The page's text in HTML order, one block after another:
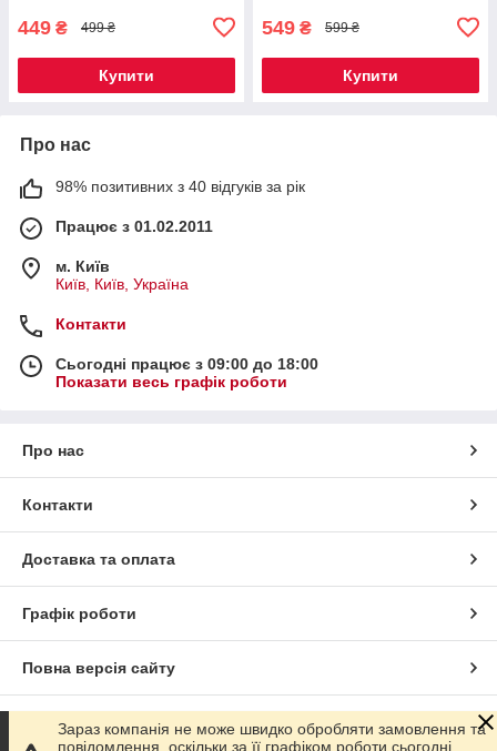
449 ₴ 499 ₴
Купити
549 ₴ 599 ₴
Купити
Про нас
98% позитивних з 40 відгуків за рік
Працює з 01.02.2011
м. Київ
Київ, Київ, Україна
Контакти
Сьогодні працює з 09:00 до 18:00
Показати весь графік роботи
Про нас
Контакти
Доставка та оплата
Графік роботи
Повна версія сайту
Сайт створено на маркетплейсі Prom.ua
Зараз компанія не може швидко обробляти замовлення та
повідомлення, оскільки за її графіком роботи сьогодні